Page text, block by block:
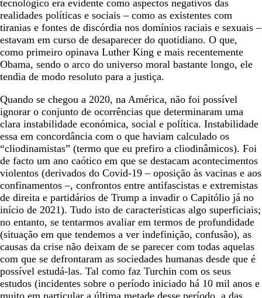
tecnológico era evidente como aspectos negativos das
realidades políticas e sociais – como as existentes com
tiranias e fontes de discórdia nos domínios raciais e sexuais –
estavam em curso de desaparecer do quotidiano. O que,
como primeiro opinava Luther King e mais recentemente
Obama, sendo o arco do universo moral bastante longo, ele
tendia de modo resoluto para a justiça.
Quando se chegou a 2020, na América, não foi possível
ignorar o conjunto de ocorrências que determinaram uma
clara instabilidade económica, social e política. Instabilidade
essa em concordância com o que haviam calculado os
“cliodinamistas” (termo que eu prefiro a cliodinâmicos). Foi
de facto um ano caótico em que se destacam acontecimentos
violentos (derivados do Covid-19 – oposição às vacinas e aos
confinamentos –, confrontos entre antifascistas e extremistas
de direita e partidários de Trump a invadir o Capitólio já no
início de 2021). Tudo isto de características algo superficiais;
no entanto, se tentarmos avaliar em termos de profundidade
(situação em que tendemos a ver indefinição, confusão), as
causas da crise não deixam de se parecer com todas aquelas
com que se defrontaram as sociedades humanas desde que é
possível estudá-las. Tal como faz Turchin com os seus
estudos (incidentes sobre o período iniciado há 10 mil anos e